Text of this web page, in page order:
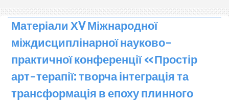
Матеріали ХV Міжнародної
міждисциплінарної науково-
практичної конференції «Простір
арт-терапії: творча інтеграція та
трансформація в епоху плинного